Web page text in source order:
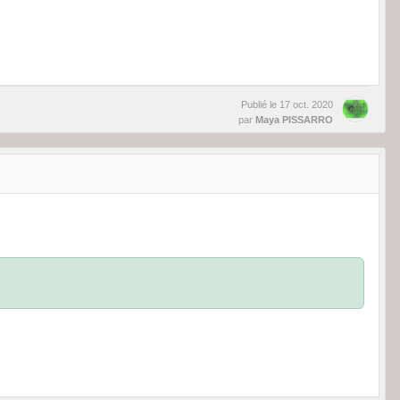
Publié le 17 oct. 2020
par Maya PISSARRO